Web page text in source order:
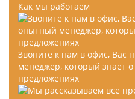
Как мы работаем
Звоните к нам в офис, Вас
менеджер, который знает о
предложениях